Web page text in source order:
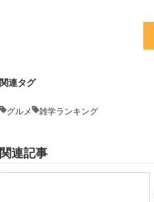
関連タグ
グルメ 雑学ランキング
関連記事